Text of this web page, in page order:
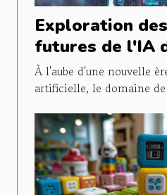
Exploration
futures de l'IA
création
À l'aube d'une nouvelle
artificielle, le domaine